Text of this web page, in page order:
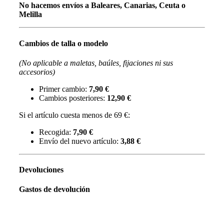
No hacemos envíos a Baleares, Canarias, Ceuta o
Melilla
Cambios de talla o modelo
(No aplicable a maletas, baúles, fijaciones ni sus
accesorios)
Primer cambio: 7,90 €
Cambios posteriores: 12,90 €
Si el artículo cuesta menos de 69 €:
Recogida: 7,90 €
Envío del nuevo artículo: 3,88 €
Devoluciones
Gastos de devolución